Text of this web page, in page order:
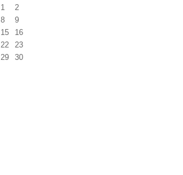
1
2
8
9
15
16
22
23
29
30